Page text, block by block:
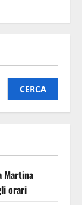
Martina
orari